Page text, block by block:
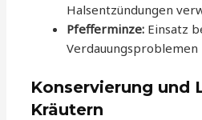
Halsentzündungen
Pfefferminze: Einsatz
Verdauungsproblemen
Konservierung und
Kräutern